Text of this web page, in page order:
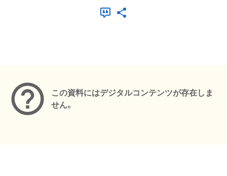
この資料にはデジタルコンテンツが存在しま
せん。